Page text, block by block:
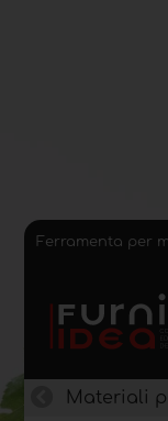
Ferramenta per
Materiali